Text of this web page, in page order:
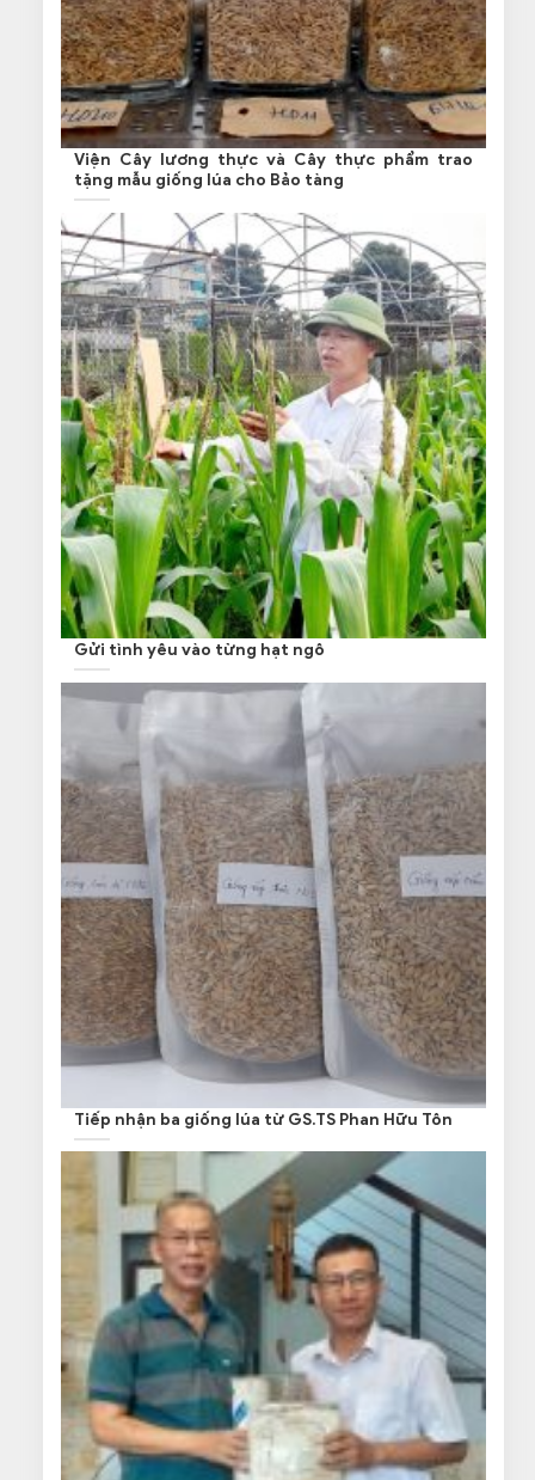
Viện Cây lương thực và Cây thực phẩm trao
tặng mẫu giống lúa cho Bảo tàng
Gửi tình yêu vào từng hạt ngô
Tiếp nhận ba giống lúa từ GS.TS Phan Hữu Tôn